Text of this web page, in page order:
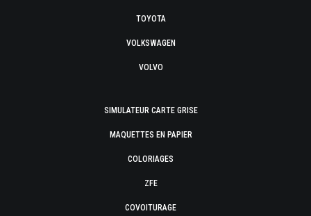
TOYOTA
VOLKSWAGEN
VOLVO
SIMULATEUR CARTE GRISE
MAQUETTES EN PAPIER
COLORIAGES
ZFE
COVOITURAGE